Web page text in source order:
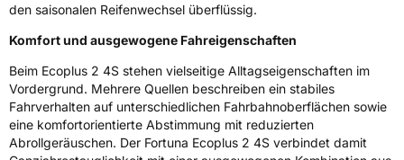
Rollgeräusch (Klasse)A
Rollgeräusch (dB)70
FahrzeugklasseC1
den saisonalen Reifenwechsel überflüssig.
Komfort und ausgewogene Fahreigenschaften
Beim Ecoplus 2 4S stehen vielseitige Alltagseigenschaften im
Vordergrund. Mehrere Quellen beschreiben ein stabiles
Fahrverhalten auf unterschiedlichen Fahrbahnoberflächen sowie
eine komfortorientierte Abstimmung mit reduzierten
Abrollgeräuschen. Der Fortuna Ecoplus 2 4S verbindet damit